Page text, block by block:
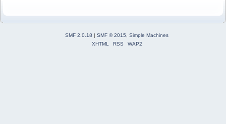
SMF 2.0.18 | SMF © 2015
Simple Machines
XHTML
RSS WAP2